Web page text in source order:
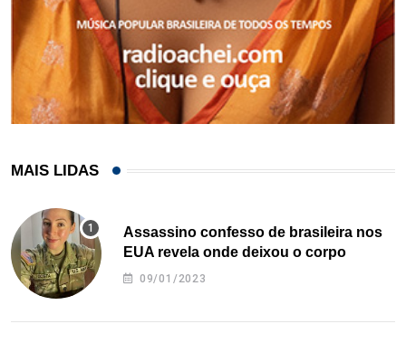
MAIS LIDAS
Assassino confesso de brasileira nos
EUA revela onde deixou o corpo
09/01/2023